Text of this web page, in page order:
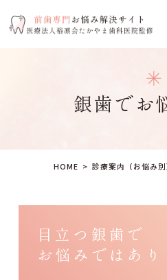
銀歯でお
HOME 診療案内（お悩み別
目立つ銀歯で
お悩みではあ